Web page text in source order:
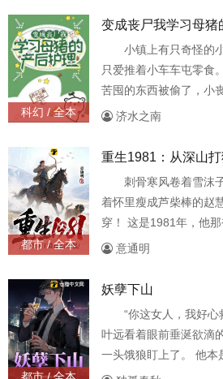
练、星际战斗……\n多年
小队。 \n “加入黎明军
\n “不是，是为了以血
科幻 / 全本
变成丧尸我学习母猪
小镇上有只奇怪的
只爱推着小车车屯零食
苦囤的东西被偷了，小
在养猪场，于是小丧尸
西的人，直到小偷再次
不讲理，只有香喷喷的
尸：让咬一口也能好。
小
济水之南
都市 / 全本
重生1981：从深山
刺骨寒风卷着雪沫
着怀里瘦成芦柴棒的赵
穿！ 这是1981年，他
最终凄凉惨死的老婆，
“从今往后，你碗里的肉
妇，我就跟谁拼命！”
鸡肉，眼泪混着肉香往
誓：这一
意通明
妖孽下山
“你这女人，我好
叶远看着眼前垂涎欲滴
一头饿狼盯上了。 他本
只因下山路上捡了个极